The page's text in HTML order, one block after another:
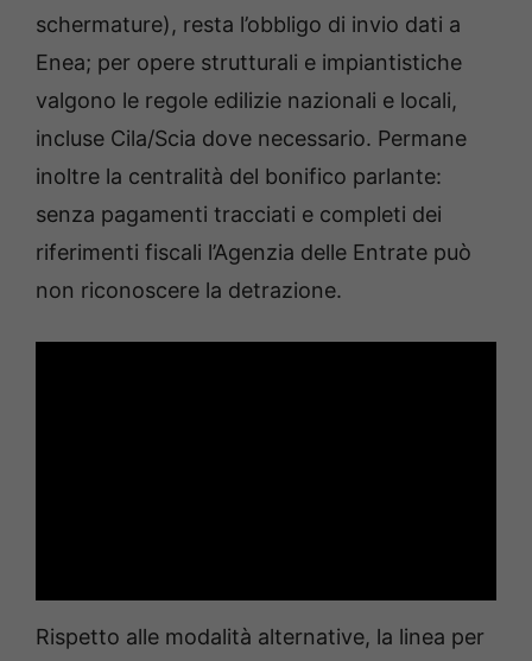
schermature), resta l’obbligo di invio dati a
Enea; per opere strutturali e impiantistiche
valgono le regole edilizie nazionali e locali,
incluse Cila/Scia dove necessario. Permane
inoltre la centralità del bonifico parlante:
senza pagamenti tracciati e completi dei
riferimenti fiscali l’Agenzia delle Entrate può
non riconoscere la detrazione.
Rispetto alle modalità alternative, la linea per